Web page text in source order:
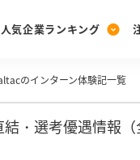
[27
人気企業ランキング
る
み
のインターン体験記一覧
・選考優遇情報（